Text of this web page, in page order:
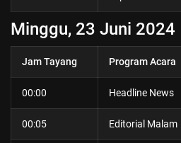
Minggu, 23 Juni 2024
Jam Tayang Program Acara
00:00 Headline News
00:05 Editorial Malam